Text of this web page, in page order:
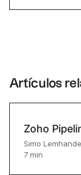
Artículos
Zoho
Simo
7 min